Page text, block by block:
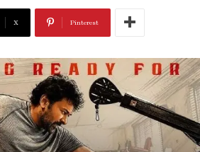
X Pinterest